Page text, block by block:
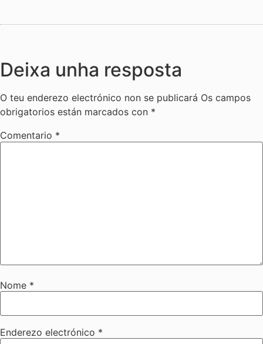
Deixa unha resposta
O teu enderezo electrónico non se publicará Os campos
obrigatorios están marcados con *
Comentario *
Nome *
Enderezo electrónico *